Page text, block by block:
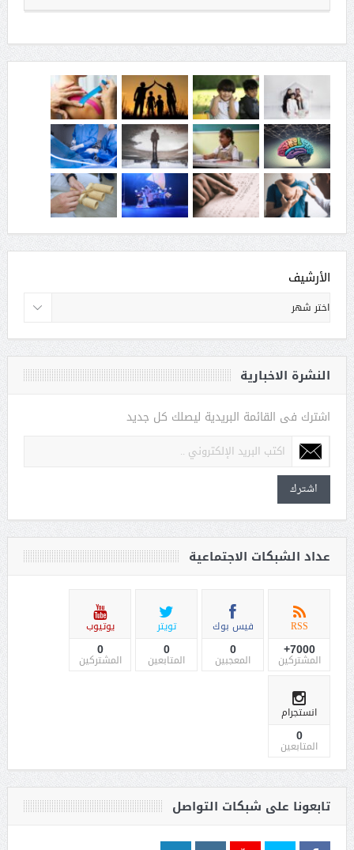
الأرشيف
النشرة الاخبارية
اشترك فى القائمة البريدية ليصلك كل جديد
اشترك
عداد الشبكات الاجتماعية
RSS
7000+
المشتركين
فيس بوك
0
المعجبين
تويتر
0
المتابعين
يوتيوب
0
المشتركين
انستجرام
0
المتابعين
تابعونا على شبكات التواصل